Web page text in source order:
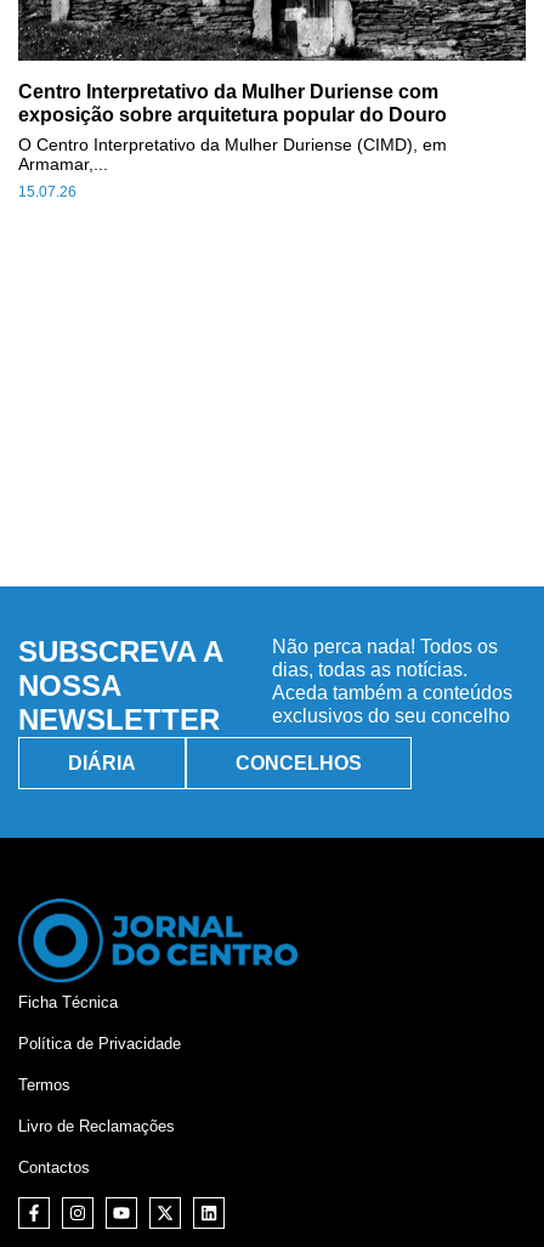
Centro Interpretativo da Mulher Duriense com
exposição sobre arquitetura popular do Douro
15.07.26
O Centro Interpretativo da Mulher Duriense (CIMD), em
Armamar,...
SUBSCREVA A
NOSSA
NEWSLETTER
Não perca nada! Todos os
dias, todas as notícias.
Aceda também a conteúdos
exclusivos do seu concelho
DIÁRIA CONCELHOS
Ficha Técnica
Política de Privacidade
Termos
Livro de Reclamações
Contactos